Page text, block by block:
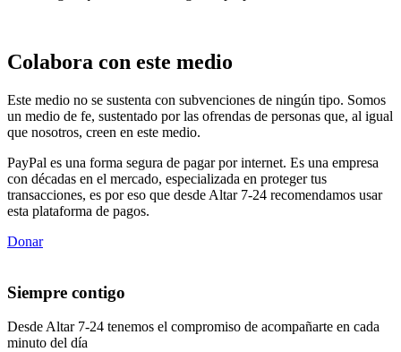
Colabora con este medio
Este medio no se sustenta con subvenciones de ningún tipo. Somos
un medio de fe, sustentado por las ofrendas de personas que, al igual
que nosotros, creen en este medio.
PayPal es una forma segura de pagar por internet. Es una empresa
con décadas en el mercado, especializada en proteger tus
transacciones, es por eso que desde Altar 7-24 recomendamos usar
esta plataforma de pagos.
Donar
Siempre contigo
Desde Altar 7-24 tenemos el compromiso de acompañarte en cada
minuto del día